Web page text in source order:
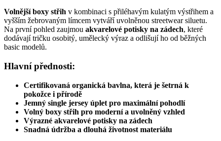
Volnější boxy střih v kombinaci s přiléhavým kulatým výstřihem a
vyšším žebrovaným límcem vytváří uvolněnou streetwear siluetu.
Na první pohled zaujmou akvarelové potisky na zádech, které
dodávají tričku osobitý, umělecký výraz a odlišují ho od běžných
basic modelů.
Hlavní přednosti:
Certifikovaná organická bavlna, která je šetrná k
pokožce i přírodě
Jemný single jersey úplet pro maximální pohodlí
Volný boxy střih pro moderní a uvolněný vzhled
Výrazné akvarelové potisky na zádech
Snadná údržba a dlouhá životnost materiálu